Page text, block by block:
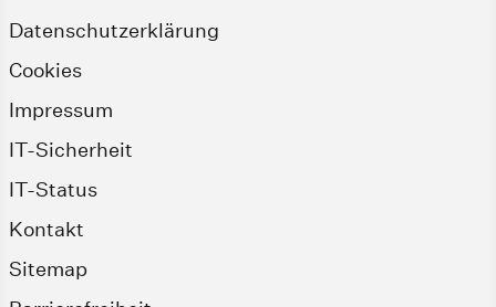
Datenschutzerklärung
Cookies
Impressum
IT-Sicherheit
IT-Status
Kontakt
Sitemap